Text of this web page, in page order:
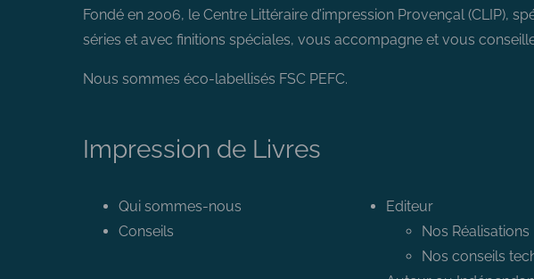
Fondé en 2006, le Centre Littéraire d’impression Provençal (CLIP),
séries et avec finitions spéciales, vous accompagne et vous
Nous sommes éco-labellisés FSC PEFC.
Impression de Livres
Qui sommes-nous
Conseils
Editeur
Nos Réalisations
Nos conseils